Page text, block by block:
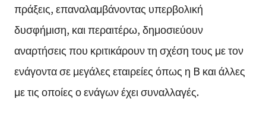
πράξεις, επαναλαμβάνοντας υπερβολική
δυσφήμιση, και περαιτέρω, δημοσιεύουν
αναρτήσεις που κριτικάρουν τη σχέση τους με τον
ενάγοντα σε μεγάλες εταιρείες όπως η B και άλλες
με τις οποίες ο ενάγων έχει συναλλαγές.